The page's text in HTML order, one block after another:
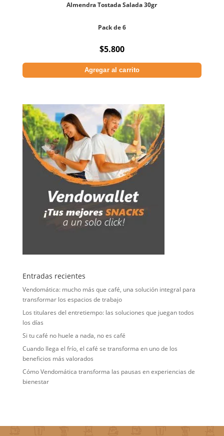
Almendra Tostada Salada 30gr
Pack de 6
$5.800
Agregar al carrito
Entradas recientes
Vendomática: mucho más que café, una solución integral para
transformar los espacios de trabajo
Los titulares del entretiempo: las soluciones que juegan todos
los días
Si tu café no huele a nada, no es café
Cuando llega el frío, el café se transforma en uno de los
beneficios más valorados
Cómo Vendomática transforma las pausas en experiencias de
bienestar